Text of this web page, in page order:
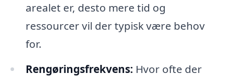
arealet er, desto mere tid og
ressourcer vil der typisk være behov
for.
Rengøringsfrekvens: Hvor ofte der